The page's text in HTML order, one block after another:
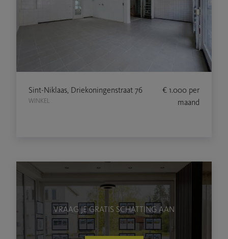
Sint-Niklaas, Driekoningenstraat 76
WINKEL
€ 1.000 per
maand
VRAAG JE GRATIS SCHATTING AAN